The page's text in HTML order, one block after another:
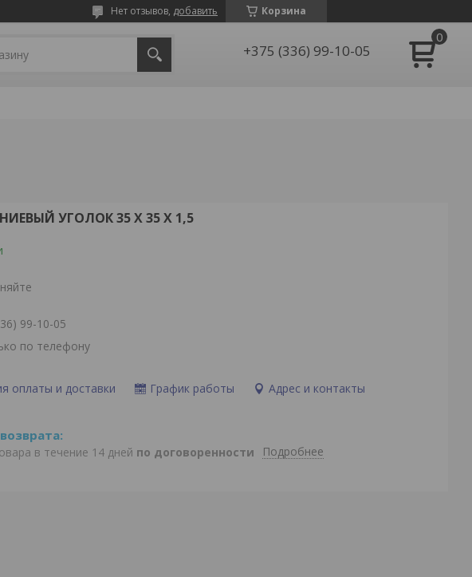
Корзина
Нет отзывов, добавить
+375 (336) 99-10-05
УГОЛОК 35 X 35 X 1,5
99-10-05
по телефону
оплаты и доставки График работы Адрес и контакты
в течение 14 дней по договоренности Подробнее